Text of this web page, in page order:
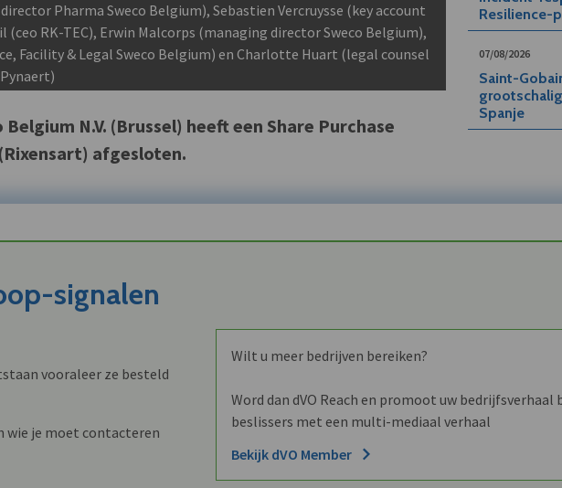
Pharma Sweco Belgium), Sebastien Vercruysse (key account
(ceo RK-TEC), Erwin Malcorps (managing director Sweco Belgium),
Facility & Legal Sweco Belgium) en Charlotte Huart (legal counsel
N.V. (Brussel) heeft een Share Purchase
afgesloten.
Resilience-
07/08/2026
Saint-
Spanje
signalen
vooraleer ze besteld
wie je moet contacteren
Wilt u meer bedrijven bereiken?
Word dan dVO Reach en promoot uw bedrijfsverhaal
beslissers met een multi-mediaal verhaal
Bekijk dVO Member